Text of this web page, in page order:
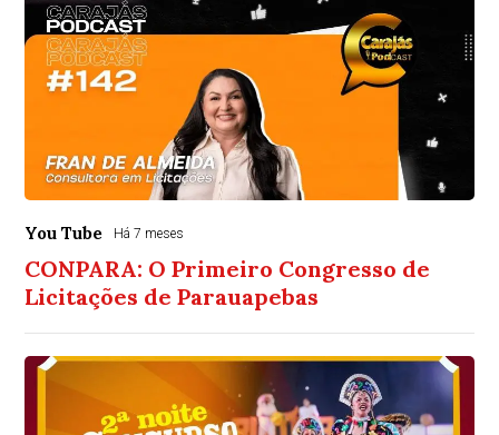
You Tube Há 7 meses
CONPARA: O Primeiro Congresso de
Licitações de Parauapebas